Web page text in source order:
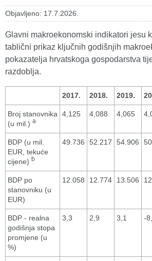
Objavljeno: 17.7.2026.
Glavni makroekonomski indikatori jesu
tablični prikaz ključnih godišnjih
pokazatelja hrvatskoga gospodarstva
razdoblja.
2017. 2018. 2019.
Broj stanovnika
(u mil.) a
4,125 4,088 4,065
BDP (u mil.
EUR, tekuće
cijene) b
49.736 52.217 54.906
BDP po
stanovniku (u
EUR)
12.058 12.774 13.506
BDP - realna
godišnja stopa
promjene (u
%)
3,3 2,9 3,1 -